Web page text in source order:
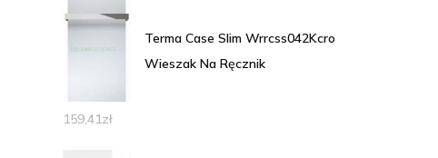
Terma Case Slim Wrrcss042Kcro
Wieszak Na Ręcznik
159,41zł